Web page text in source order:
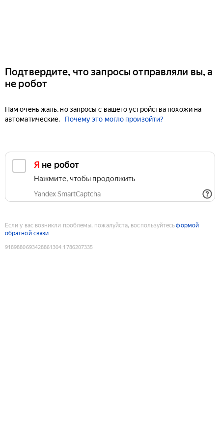
Подтвердите, что запросы отправляли вы, а
не робот
Нам очень жаль, но запросы с вашего устройства похожи на
автоматические.
Почему это могло произойти?
Я не робот
Нажмите, чтобы продолжить
Yandex SmartCaptcha
Если у вас возникли проблемы, пожалуйста, воспользуйтесьформой
обратной связи
9189880693428861304:1786207335